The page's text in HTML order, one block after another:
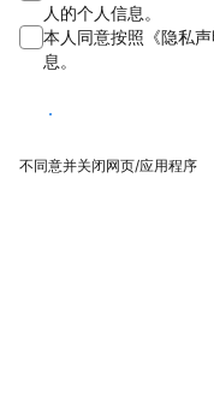
人的个人信息。
本人同意按照《隐私
息。
同意
不同意并关闭网页/应用程序